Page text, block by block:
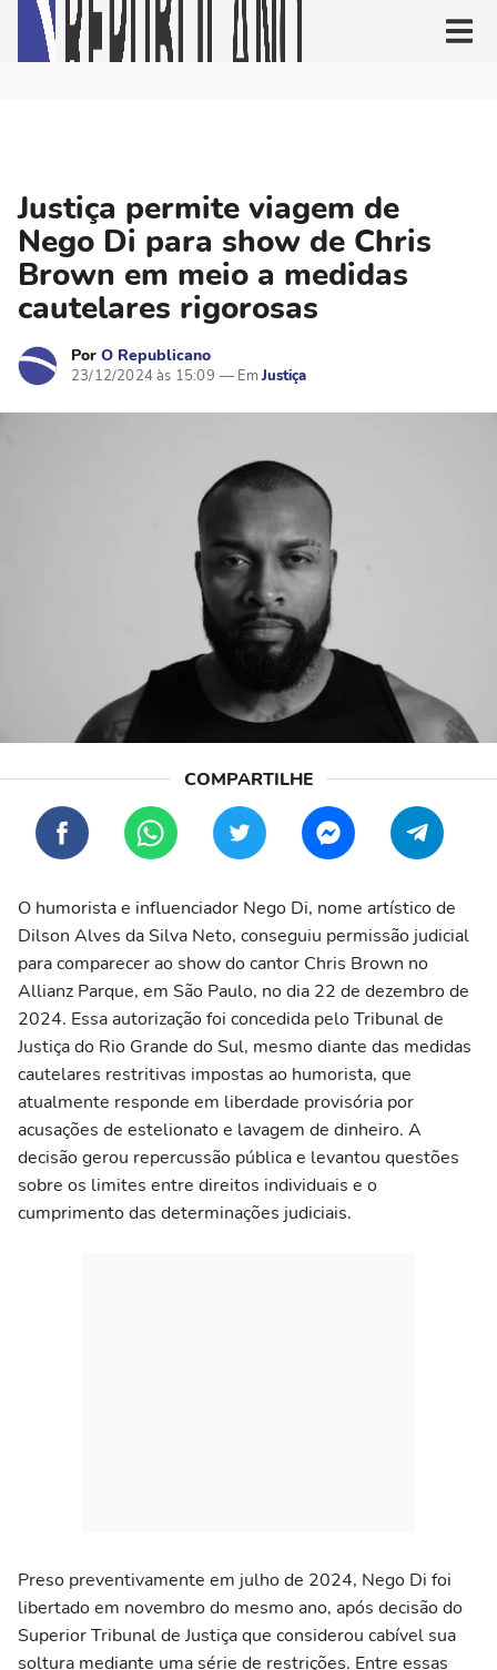
Justiça permite viagem de
Nego Di para show de Chris
Brown em meio a medidas
cautelares rigorosas
Por O Republicano
23/12/2024 às 15:09 Justiça
O humorista e influenciador Nego Di, nome artístico de
Dilson Alves da Silva Neto, conseguiu permissão judicial
para comparecer ao show do cantor Chris Brown no
Allianz Parque, em São Paulo, no dia 22 de dezembro de
2024. Essa autorização foi concedida pelo Tribunal de
Justiça do Rio Grande do Sul, mesmo diante das medidas
cautelares restritivas impostas ao humorista, que
atualmente responde em liberdade provisória por
acusações de estelionato e lavagem de dinheiro. A
decisão gerou repercussão pública e levantou questões
sobre os limites entre direitos individuais e o
cumprimento das determinações judiciais.
Preso preventivamente em julho de 2024, Nego Di foi
libertado em novembro do mesmo ano, após decisão do
Superior Tribunal de Justiça que considerou cabível sua
soltura mediante uma série de restrições. Entre essas